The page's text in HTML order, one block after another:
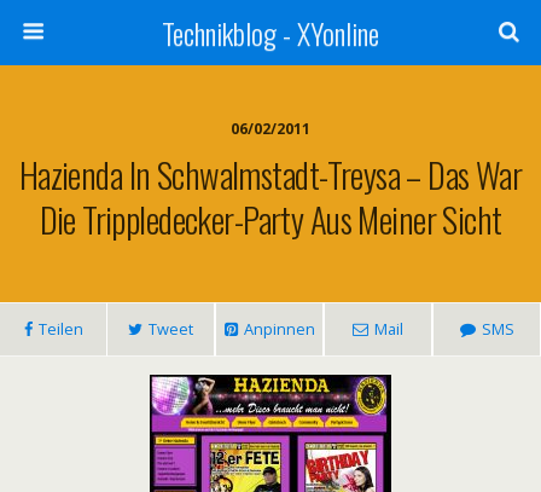
Technikblog - XYonline
06/02/2011
Hazienda In Schwalmstadt-Treysa – Das War
Die Trippledecker-Party Aus Meiner Sicht
Teilen Tweet Anpinnen Mail SMS